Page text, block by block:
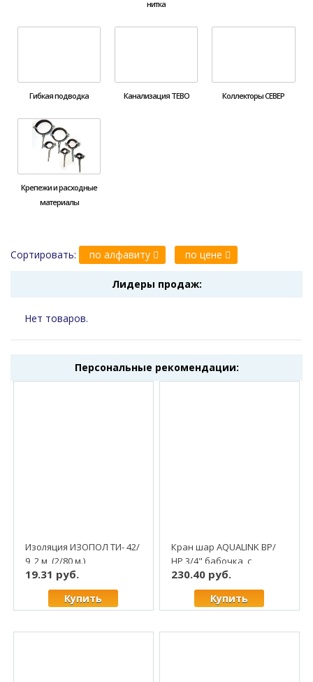
нитка
Гибкая подводка Канализация ТЕВО Коллекторы СЕВЕР
Крепежи и расходные
материалы
Сортировать: по алфавиту по цене
Лидеры продаж:
Нет товаров.
Персональные рекомендации:
Изоляция ИЗОПОЛ ТИ- 42/
9, 2 м, (2/80 м.)
19.31 руб.
Купить
Кран шар AQUALINK ВР/
НР 3/4" бабочка, с
"американкой", латунь
(5/80)
230.40 руб.
Купить